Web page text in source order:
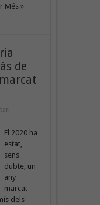
Més »
de
El 2020 ha
estat,
sens
dubte, un
any
marcat
dels